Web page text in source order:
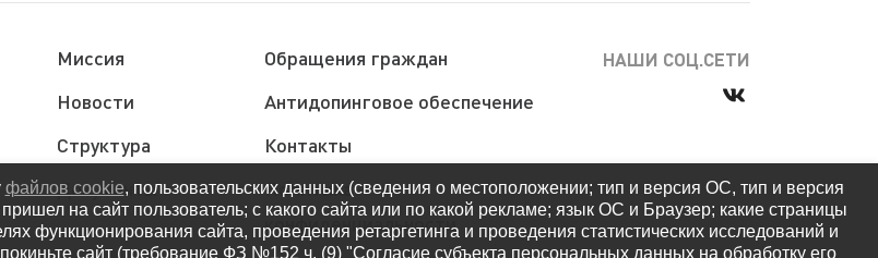
Миссия
Новости
Структура
Документы
Обращения граждан
Антидопинговое обеспечение
Контакты
Политика
конфиденциальности
НАШИ СОЦ.СЕТИ
файлов cookie, пользовательских данных (сведения о местоположении; тип и версия ОС, тип и версия
на сайт пользователь; с какого сайта или по какой рекламе; язык ОС и Браузер; какие страницы
функционирования сайта, проведения ретаргетинга и проведения статистических исследований и
сайт (требование ФЗ №152 ч. (9) "Согласие субъекта персональных данных на обработку его